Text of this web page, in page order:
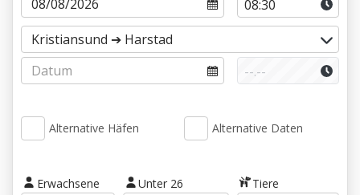
Alternative Häfen Alternative Daten
Erwachsene Unter 26 Tiere